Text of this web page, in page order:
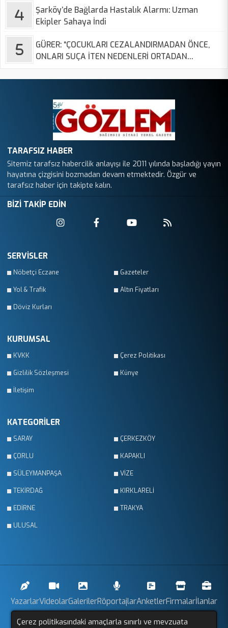
Şarköy’de Bağlarda Hastalık Alarmı: Uzman
Ekipler Sahaya İndi
GÜRER: “ÇOCUKLARI CEZALANDIRMADAN ÖNCE,
ONLARI SUÇA İTEN NEDENLERİ ORTADAN
TARAFSIZ HABER
Sitemiz tarafsız habercilik anlayışı ile 2011 yılında başladığı yayın
hayatına çizgisini bozmadan devam etmektedir. Özgür ve
tarafsız haber için takipte kalın.
BİZİ TAKİP EDİN
SERVİSLER
Nöbetçi Eczane Gazeteler
Yol & Trafik Altın Fiyatları
Döviz Kurları
KURUMSAL
KVKK Çerez Politikası
Gizlilik Sözleşmesi Künye
İletişim
KATEGORİLER
SARAY ÇERKEZKÖY
ÇORLU KAPAKLI
SÜLEYMANPAŞA VİZE
TEKİRDAĞ KIRKLARELİ
EDİRNE TRAKYA
ULUSAL
YazarlarVideolarGalerilerRöportajlarAnketlerFirmalarİlanlar
Çerez politikasındaki amaçlarla sınırlı ve mevzuata